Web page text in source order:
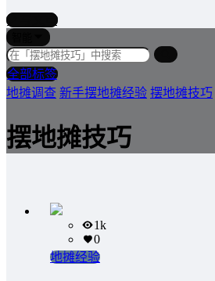
写文章
全部标签
地摊调查 新手摆地摊经验 摆地摊技巧
摆地摊技巧
1k
0
地摊经验